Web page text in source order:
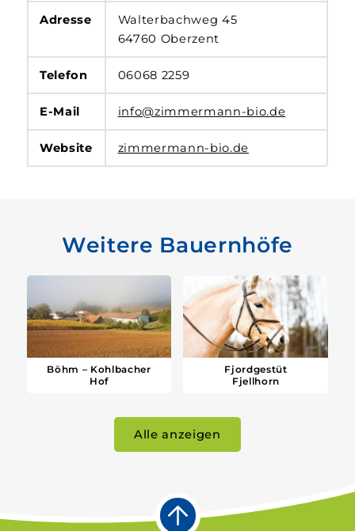
Adresse
Walterbachweg 45
64760 Oberzent
Telefon 06068 2259
E-Mail info@zimmermann-bio.de
Website zimmermann-bio.de
Weitere Bauernhöfe
Böhm – Kohlbacher
Hof
Fjordgestüt
Fjellhorn
Alle anzeigen